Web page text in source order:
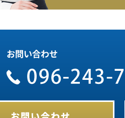
お問い合わせ